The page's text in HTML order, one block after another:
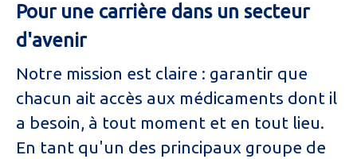
Pour une carrière dans un secteur
d'avenir
Notre mission est claire : garantir que
chacun ait accès aux médicaments dont il
a besoin, à tout moment et en tout lieu.
En tant qu'un des principaux groupe de